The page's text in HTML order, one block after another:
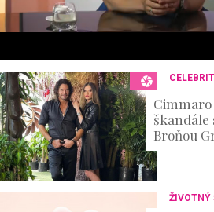
škandále
Broňou
prvýkrát
ŽIVOTNÝ